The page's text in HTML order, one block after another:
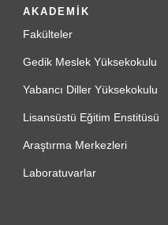
AKADEMİK
Fakülteler
Gedik Meslek Yüksekokulu
Yabancı Diller Yüksekokulu
Lisansüstü Eğitim Enstitüsü
Araştırma Merkezleri
Laboratuvarlar